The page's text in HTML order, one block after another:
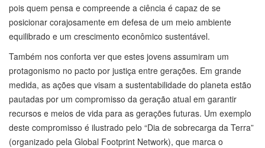
pois quem pensa e compreende a ciência é capaz de se
posicionar corajosamente em defesa de um meio ambiente
equilibrado e um crescimento econômico sustentável.
Também nos conforta ver que estes jovens assumiram um
protagonismo no pacto por justiça entre gerações. Em grande
medida, as ações que visam a sustentabilidade do planeta estão
pautadas por um compromisso da geração atual em garantir
recursos e meios de vida para as gerações futuras. Um exemplo
deste compromisso é ilustrado pelo “Dia de sobrecarga da Terra”
(organizado pela Global Footprint Network), que marca o